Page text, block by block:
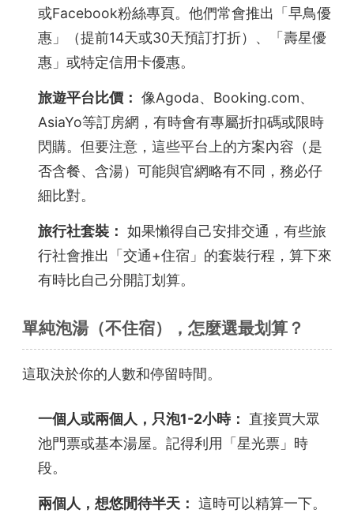
或Facebook粉絲專頁。他們常會推出「早鳥優
惠」（提前14天或30天預訂打折）、「壽星優
惠」或特定信用卡優惠。
旅遊平台比價： 像Agoda、Booking.com、
AsiaYo等訂房網，有時會有專屬折扣碼或限時
閃購。但要注意，這些平台上的方案內容（是
否含餐、含湯）可能與官網略有不同，務必仔
細比對。
旅行社套裝： 如果懶得自己安排交通，有些旅
行社會推出「交通+住宿」的套裝行程，算下來
有時比自己分開訂划算。
單純泡湯（不住宿），怎麼選最划算？
這取決於你的人數和停留時間。
一個人或兩個人，只泡1-2小時：
直接買大眾
池門票或基本湯屋。記得利用「星光票」時
段。
兩個人，想悠閒待半天： 這時可以精算一下。